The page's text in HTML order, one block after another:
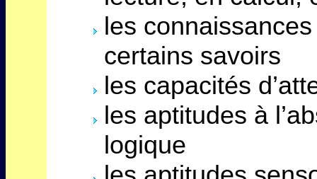
les
certains savoirs
les capacités
les aptitudes à
logique